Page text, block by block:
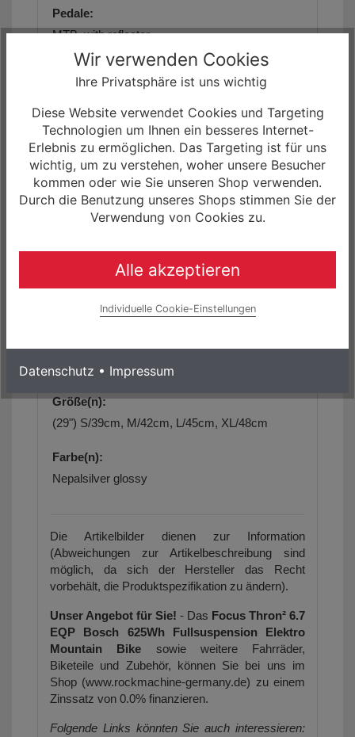
Pedale:
MTB, with reflector
Beleuchtung vorne:
Litemove SE90 LED, 90 Lux
Beleuchtung hinten:
TRELOCK LS421, Brake light
Gepäckträger:
Massload, 3-leg, 25 kg max. load
max. zulässiges Gesamtgewicht:
ca. 150 kg
Geometriedaten:
siehe Artikelbilder/Artikelbeschreibung
Größe(n):
(29") S/39cm, M/42cm, L/45cm, XL/48cm
Farbe(n):
Nepalsilver glossy
Die Artikelbilder dienen zur Information
(Abweichungen zur Artikelbeschreibung sind
möglich, da sich der Hersteller das Recht
vorbehält, die Produktspezifikation zu ändern).
Unser Angebot für Sie! - Das Focus Thron² 6.7
EQP Bosch 625Wh Fullsuspension Elektro
Mountain Bike sowie weitere Fahrräder,
Biketeile und Zubehör, können Sie bei uns im
Shop (www.rockmachine-germany.de) zu einem
Zinssatz von 0.0% finanzieren.
Folgende Links könnten Sie auch interessieren:
Wir verwenden Cookies
Ihre Privatsphäre ist uns wichtig
Diese Website verwendet Cookies und Targeting
Technologien um Ihnen ein besseres Internet-
Erlebnis zu ermöglichen. Das Targeting ist für uns
wichtig, um zu verstehen, woher unsere Besucher
kommen oder wie Sie unseren Shop verwenden.
Durch die Benutzung unseres Shops stimmen Sie der
Verwendung von Cookies zu.
Alle akzeptieren
Individuelle Cookie-Einstellungen
Datenschutz • Impressum